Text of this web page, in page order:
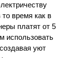
время как в
платят от 5
использовать
уют